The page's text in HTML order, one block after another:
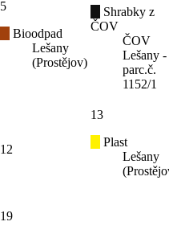
5
Bioodpad
Lešany
(Prostějov)
Shrabky z
ČOV
ČOV
Lešany -
parc.č.
1152/1
12
13
Plast
Lešany
19